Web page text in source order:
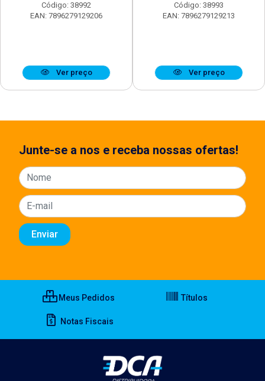
Código: 38992
EAN: 7896279129206
Ver preço
Código: 38993
EAN: 7896279129213
Ver preço
Junte-se a nos e receba nossas ofertas!
Meus Pedidos Títulos
Notas Fiscais